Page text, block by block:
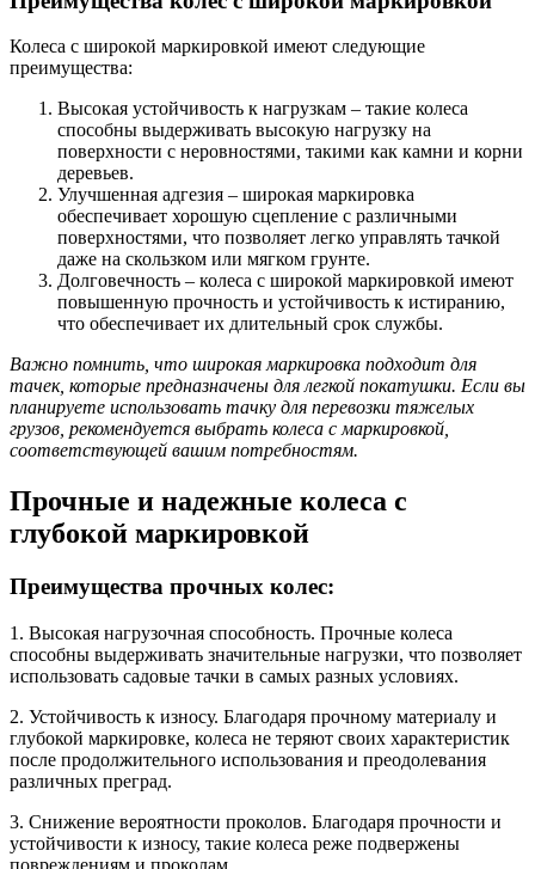
Колеса с широкой маркировкой имеют следующие
преимущества:
Высокая устойчивость к нагрузкам – такие колеса
способны выдерживать высокую нагрузку на
поверхности с неровностями, такими как камни и корни
деревьев.
Улучшенная адгезия – широкая маркировка
обеспечивает хорошую сцепление с различными
поверхностями, что позволяет легко управлять тачкой
даже на скользком или мягком грунте.
Долговечность – колеса с широкой маркировкой имеют
повышенную прочность и устойчивость к истиранию,
что обеспечивает их длительный срок службы.
Важно помнить, что широкая маркировка подходит для
тачек, которые предназначены для легкой покатушки. Если вы
планируете использовать тачку для перевозки тяжелых
грузов, рекомендуется выбрать колеса с маркировкой,
соответствующей вашим потребностям.
Прочные и надежные колеса с
глубокой маркировкой
Преимущества прочных колес:
1. Высокая нагрузочная способность. Прочные колеса
способны выдерживать значительные нагрузки, что позволяет
использовать садовые тачки в самых разных условиях.
2. Устойчивость к износу. Благодаря прочному материалу и
глубокой маркировке, колеса не теряют своих характеристик
после продолжительного использования и преодолевания
различных преград.
3. Снижение вероятности проколов. Благодаря прочности и
устойчивости к износу, такие колеса реже подвержены
повреждениям и проколам.